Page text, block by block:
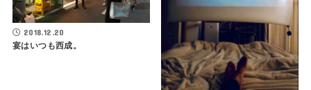
2018.12.20
宴はいつも西成。